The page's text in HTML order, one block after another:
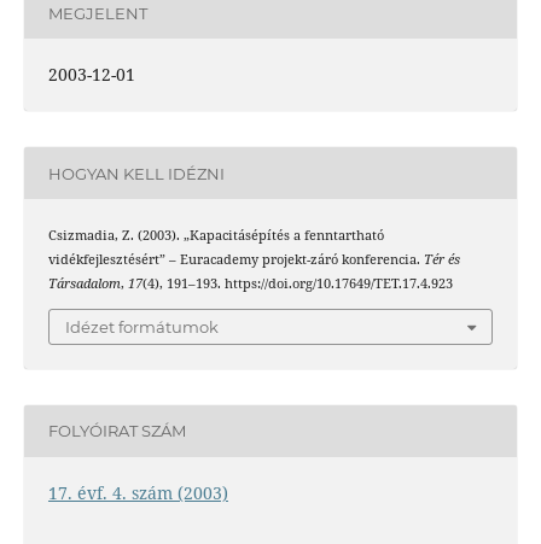
MEGJELENT
2003-12-01
HOGYAN KELL IDÉZNI
Csizmadia, Z. (2003). „Kapacitásépítés a fenntartható
vidékfejlesztésért” – Euracademy projekt-záró konferencia. Tér és
Társadalom, 17(4), 191–193. https://doi.org/10.17649/TET.17.4.923
Idézet formátumok
FOLYÓIRAT SZÁM
17. évf. 4. szám (2003)